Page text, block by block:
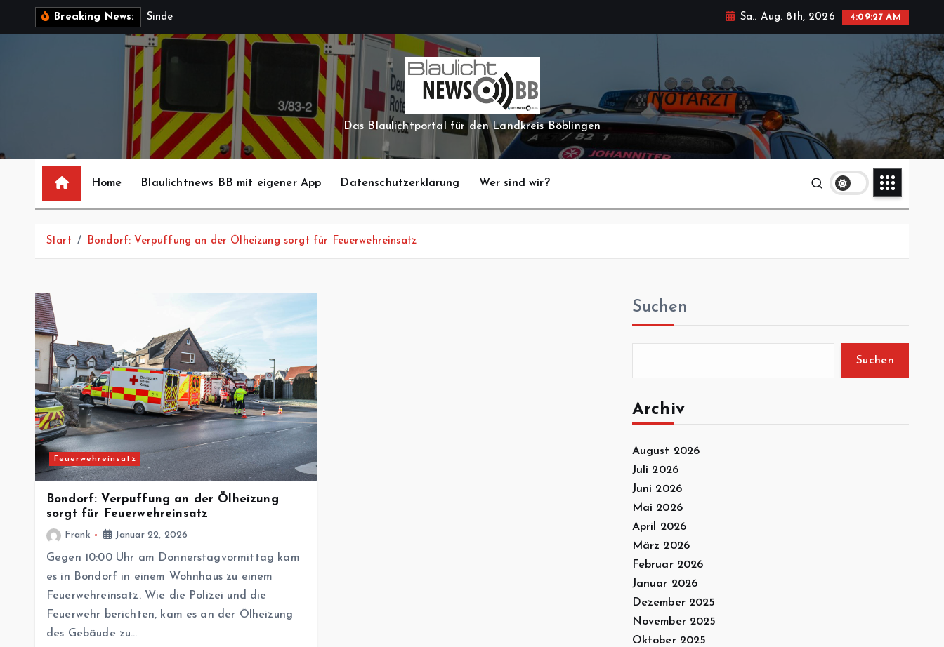
t
Breaking News: Sind e Sa.. Aug. 8th, 2026 4:09:28 AM
Das Blaulichtportal für den Landkreis Böblingen
Home Blaulichtnews BB mit eigener App Datenschutzerklärung Wer sind wir?
Start Bondorf: Verpuffung an der Ölheizung sorgt für Feuerwehreinsatz
Feuerwehreinsatz
Bondorf: Verpuffung an der Ölheizung
sorgt für Feuerwehreinsatz
Frank Januar 22, 2026
Gegen 10:00 Uhr am Donnerstagvormittag kam
es in Bondorf in einem Wohnhaus zu einem
Feuerwehreinsatz. Wie die Polizei und die
Feuerwehr berichten, kam es an der Ölheizung
des Gebäude zu…
Suchen
Suchen
Archiv
August 2026
Juli 2026
Juni 2026
Mai 2026
April 2026
März 2026
Februar 2026
Januar 2026
Dezember 2025
November 2025
Oktober 2025